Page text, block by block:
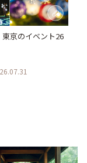
東京のイベント26